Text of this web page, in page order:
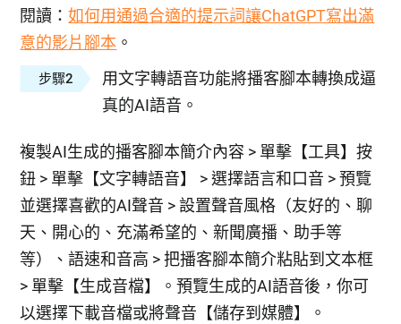
閱讀：如何用通過合適的提示詞讓ChatGPT寫出滿
意的影片腳本 。
步驟2
用文字轉語音功能將播客腳本轉換成逼
真的AI語音。
複製AI生成的播客腳本簡介內容 > 單擊【工具】按
鈕 > 單擊【文字轉語音】 > 選擇語言和口音 > 預覽
並選擇喜歡的AI聲音 > 設置聲音風格（友好的、聊
天、開心的、充滿希望的、新聞廣播、助手等
等）、語速和音高 > 把播客腳本簡介粘貼到文本框
> 單擊【生成音檔】。預覽生成的AI語音後，你可
以選擇下載音檔或將聲音【儲存到媒體】。